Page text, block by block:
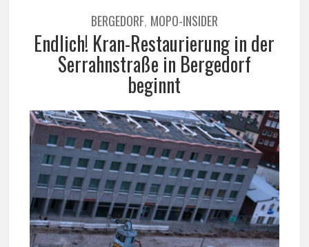
BERGEDORF, MOPO-INSIDER
Endlich! Kran-Restaurierung in der
Serrahnstraße in Bergedorf
beginnt